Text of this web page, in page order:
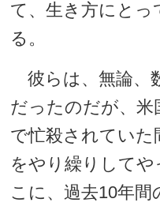
て、生き方にとっ
る。
彼らは、無論、
だったのだが、米
で忙殺されていた
をやり繰りして
こに、過去10年